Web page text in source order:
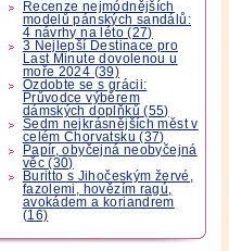
Recenze nejmódnějších
modelů pánských sandálů:
4 návrhy na léto (27)
3 Nejlepší Destinace pro
Last Minute dovolenou u
moře 2024 (39)
Ozdobte se s grácii:
Průvodce výběrem
dámských doplňků (55)
Sedm nejkrásnějších měst v
celém Chorvatsku (37)
Papír, obyčejná neobyčejná
věc (30)
Buritto s Jihočeským žervé,
fazolemi, hovězím ragú,
avokádem a koriandrem
(16)